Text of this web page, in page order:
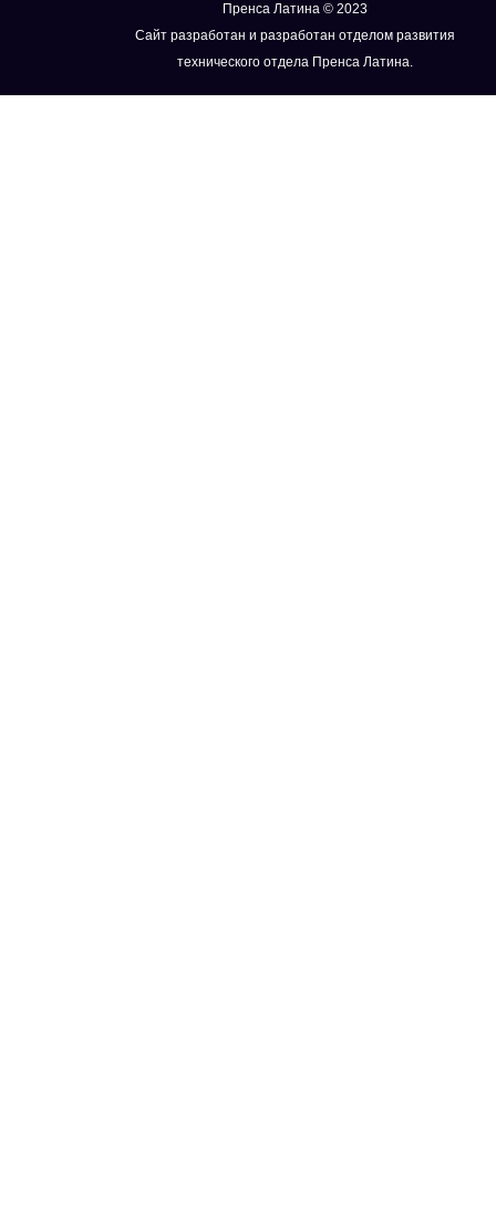
Пренса Латина © 2023
Сайт разработан и разработан отделом развития
технического отдела Пренса Латина.